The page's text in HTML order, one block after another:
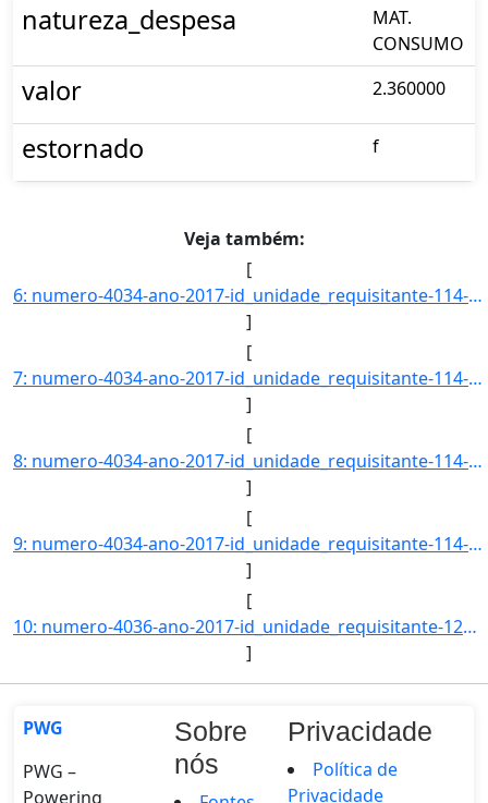
natureza_despesa
MAT.
CONSUMO
valor 2.360000
estornado f
Veja também:
[
6: numero-4034-ano-2017-id_unidade_requisitante-114-nome_unidade_requisitante-CENTRO_DE_CIENCIAS_DA_SAU]
]
[
7: numero-4034-ano-2017-id_unidade_requisitante-114-nome_unidade_requisitante-CENTRO_DE_CIENCIAS_DA_SAU]
]
[
8: numero-4034-ano-2017-id_unidade_requisitante-114-nome_unidade_requisitante-CENTRO_DE_CIENCIAS_DA_SAU]
]
[
9: numero-4034-ano-2017-id_unidade_requisitante-114-nome_unidade_requisitante-CENTRO_DE_CIENCIAS_DA_SAU]
]
[
10: numero-4036-ano-2017-id_unidade_requisitante-125-nome_unidade_requisitante-DEPARTAMENTO_DE_BIOQUIMIC]
]
PWG
PWG –
Powering
Sobre
nós
Privacidade
Política de
Privacidade